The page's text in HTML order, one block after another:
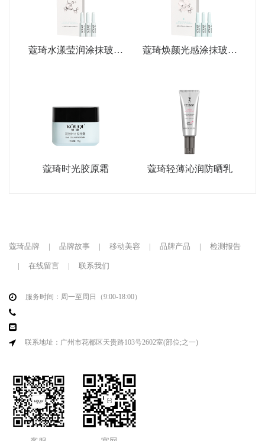
蔻琦水漾莹润涂抹玻尿
蔻琦焕颜光感涂抹玻尿
蔻琦时光胶原霜 蔻琦轻薄沁润防晒乳
蔻琦品牌 | 品牌故事 | 移动美容 | 品牌产品 | 检测报告
| 在线留言 | 联系我们
服务时间：周一至周日（9:00-18:00）
联系地址：广州市花都区天贵路103号2602室(部位;之一)